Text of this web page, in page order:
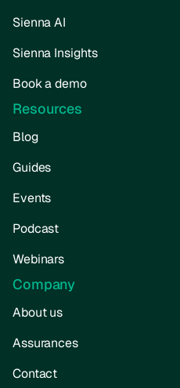
Sienna AI
Sienna Insights
Book a demo
Resources
Blog
Guides
Events
Podcast
Webinars
Company
About us
Assurances
Contact